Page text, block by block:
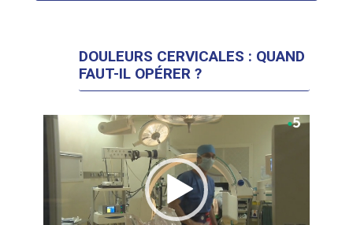
DOULEURS CERVICALES : QUAND
FAUT-IL OPÉRER ?
Lecteur
vidéo